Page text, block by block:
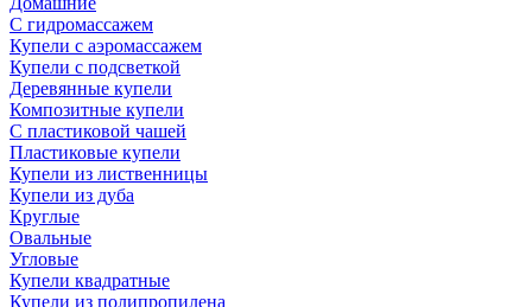
С гидромассажем
Купели с аэромассажем
Купели с подсветкой
Деревянные купели
Композитные купели
С пластиковой чашей
Пластиковые купели
Купели из лиственницы
Купели из дуба
Круглые
Овальные
Угловые
Купели квадратные
Купели из полипропилена